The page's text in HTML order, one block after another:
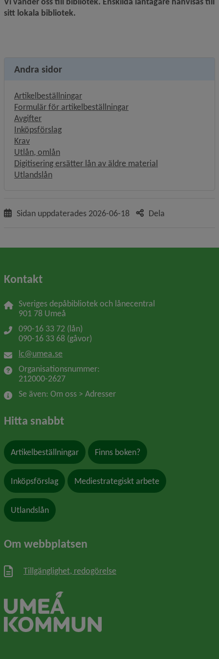
sitt lokala bibliotek.
Andra sidor
Artikelbeställningar
Formulär för artikelbeställningar
Avgifter
Inköpsförslag
Krav
Utlån, omlån
Digitisering ersätter lån av äldre material
Utlandslån
Sidan uppdaterades 2026-06-18 Dela
Kontakt
Sveriges depåbibliotek och lånecentral
901 78 Umeå
090-16 33 72 (lån)
090-16 33 68 (gåvor)
lc@umea.se
Organisationsnummer:
212000-2627
Se även: Om oss > Adresser
Hitta snabbt
Artikelbeställningar Finns boken?
Inköpsförslag Mediestrategiskt arbete
Utlandslån
Om webbplatsen
Tillgänglighet, redogörelse